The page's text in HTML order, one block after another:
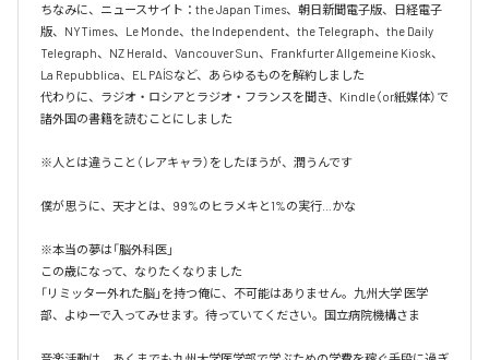
ちなみに、ニュースサイト：the Japan Times、朝日新聞電子版、日経電子
版、NYTimes、Le Monde、the Independent、the Telegraph、the Daily
Telegraph、NZ Herald、Vancouver Sun、Frankfurter Allgemeine Kiosk、
La Repubblica、EL PAÍSなど、あらゆるものを解約しました
代わりに、ラジオ・ロシアとラジオ・フランスを聞き、Kindle（or紙媒体）で
諸外国の書籍を読むことにしました
※人とは違うこと（レアキャラ）をしたほうが、潤うんです
僕が思うに、天才とは、99%のヒラメキと1%の実行…かな
※本当の夢は「脳外科医」
この歳になって、なりたくなりました
「リミッター外れた脳」を持つ俺に、不可能はありません。九州大学 医学
部、よゆーで入ってみせます。待っていてください。国立病院機構さま